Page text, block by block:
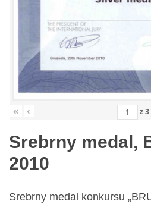
« ‹ z3
Srebrny medal,
2010
Srebrny medal konkursu